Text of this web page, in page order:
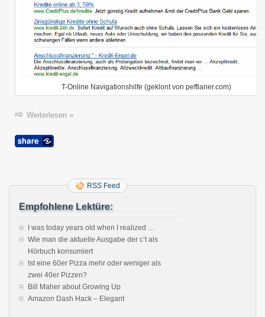
T-Online Navigationshilfe (geklont von peffianer.com)
Weiterlesen »
RSS Feed
Empfohlene Lektüre:
I was today years old when I realized …
Wie man die aktuelle Ausgabe der c’t als
Hörbuch konsumiert
Ist eine 60er Pizza mehr oder weniger als
zwei 40er Pizzen?
Bill Maher about Growing Up
Amazon Dash Hack – Elegant